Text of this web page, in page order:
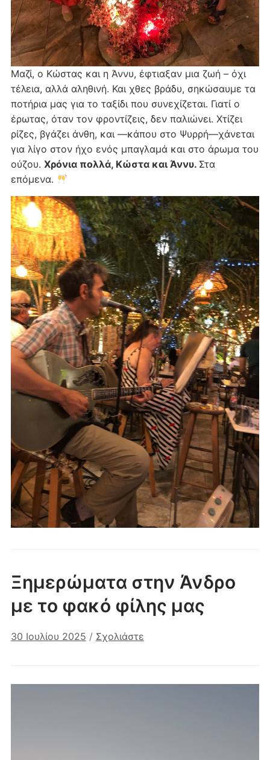
Μαζί, ο Κώστας και η Άννυ, έφτιαξαν μια ζωή – όχι
τέλεια, αλλά αληθινή. Και χθες βράδυ, σηκώσαυμε τα
ποτήρια μας για το ταξίδι που συνεχίζεται. Γιατί ο
έρωτας, όταν τον φροντίζεις, δεν παλιώνει. Χτίζει
ρίζες, βγάζει άνθη, και —κάπου στο Ψυρρή—χάνεται
για λίγο στον ήχο ενός μπαγλαμά και στο άρωμα του
ούζου. Χρόνια πολλά, Κώστα και Άννυ. Στα
επόμενα.
Ξημερώματα στην Άνδρο
με το φακό φίλης μας
30 Ιουλίου 2025 / Σχολιάστε